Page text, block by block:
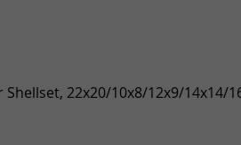
Vista rápida
Shellset, 22x20/10x8/12x9/14x14/